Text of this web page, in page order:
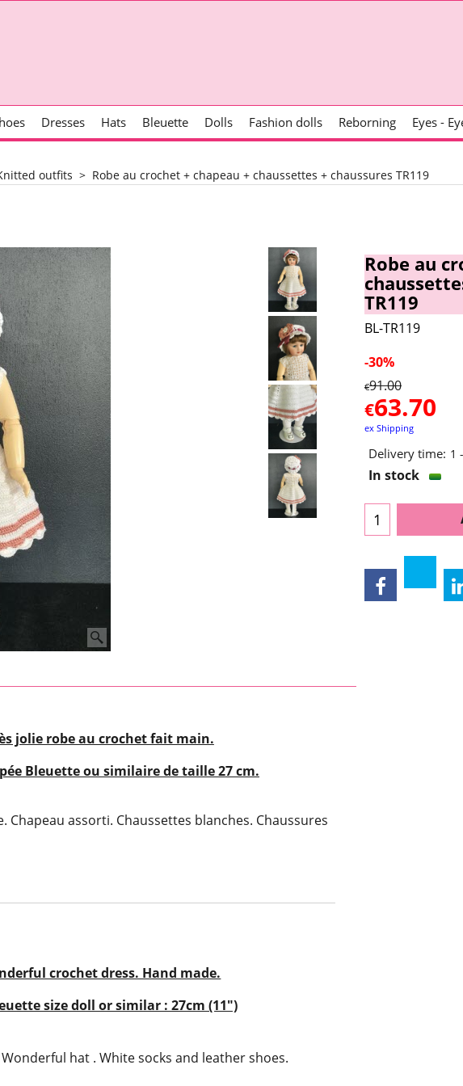
Dresses Hats Bleuette Dolls Fashion dolls Reborning Eyes -
outfits > Robe au crochet + chapeau + chaussettes + chaussures TR119
Robe au
TR119
BL-TR119
-30%
€91.00
€63.70
ex Shipping
Delivery time: 1
In stock
jolie robe au crochet fait main.
Bleuette ou similaire de taille 27 cm.
assorti. Chaussettes blanches. Chaussures
crochet dress. Hand made.
size doll or similar : 27cm (11")
hat . White socks and leather shoes.